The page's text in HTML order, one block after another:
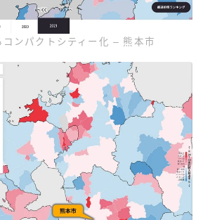
コンパクトシティー化 – 熊本市